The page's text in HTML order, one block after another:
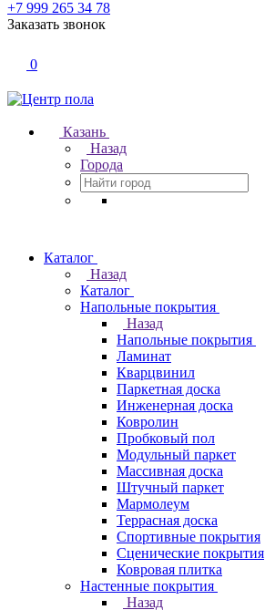
+7 999 265 34 78
Заказать звонок
0
Казань
Назад
Города
Каталог
Назад
Каталог
Напольные покрытия
Назад
Напольные покрытия
Ламинат
Кварцвинил
Паркетная доска
Инженерная доска
Ковролин
Пробковый пол
Модульный паркет
Массивная доска
Штучный паркет
Мармолеум
Террасная доска
Спортивные покрытия
Сценические покрытия
Ковровая плитка
Настенные покрытия
Назад